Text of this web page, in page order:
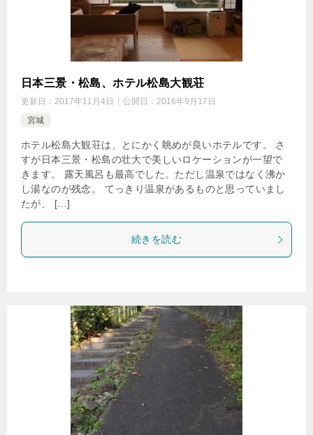
日本三景・松島、ホテル松島大観荘
更新日： 2017年11月4日 公開日： 2016年9月17日
宮城
ホテル松島大観荘は、とにかく眺めが良いホテルです。 さ
すが日本三景・松島の壮大で美しいロケーションが一望で
きます。 露天風呂も最高でした。ただし温泉ではなく沸か
し湯なのが残念。 てっきり温泉があるものと思っていまし
たが、 […]
続きを読む